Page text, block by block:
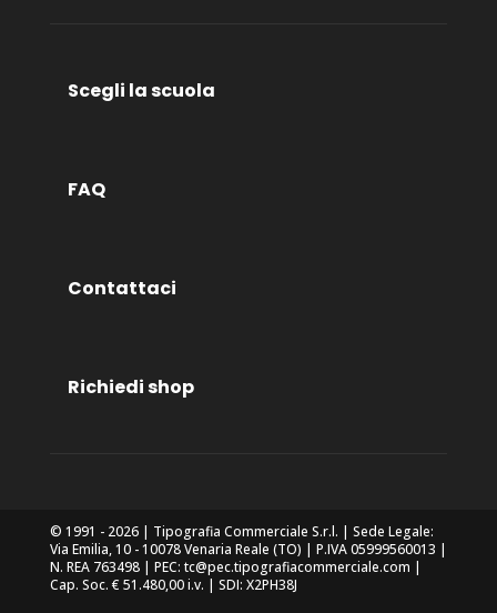
Scegli la scuola
FAQ
Contattaci
Richiedi shop
© 1991 - 2026 | Tipografia Commerciale S.r.l. | Sede Legale:
Via Emilia, 10 - 10078 Venaria Reale (TO) | P.IVA 05999560013 |
N. REA 763498 | PEC: tc@pec.tipografiacommerciale.com |
Cap. Soc. € 51.480,00 i.v. | SDI: X2PH38J